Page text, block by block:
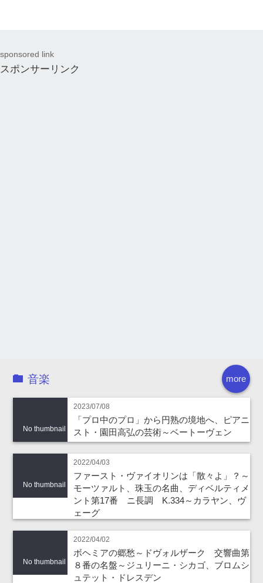
sponsored link
スポンサーリンク
more
音楽
No thumbnail
2023/07/08
「プロ中のプロ」から円熟の境地へ、ピアニ
スト・園田高弘の芸術～ベートーヴェン
No thumbnail
2022/04/03
ファースト・ヴァイオリンは「散々よ」？～
モーツァルト、珠玉の名曲、ディベルティメ
ント第17番 ニ長調 K.334～カラヤン、ヴ
ェーグ
No thumbnail
2022/04/02
ボヘミアの郷愁～ドヴォルザーク 交響曲第
８番の名盤～ジュリーニ・シカゴ、ブロムシ
ュテット・ドレスデン